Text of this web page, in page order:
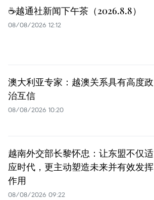
☕️越通社新闻下午茶（2026.8.8）
08/08/2026 12:12
澳大利亚专家：越澳关系具有高度政
治互信
08/08/2026 10:20
越南外交部长黎怀忠：让东盟不仅适
应时代，更主动塑造未来并有效发挥
作用
08/08/2026 09:22